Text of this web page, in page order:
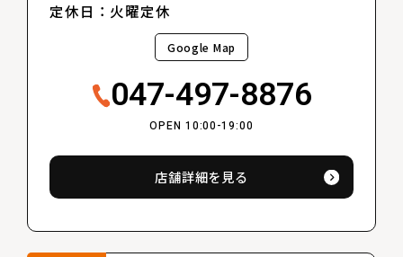
定休日：火曜定休
Google Map
047-497-8876
OPEN 10:00-19:00
店舗詳細を見る